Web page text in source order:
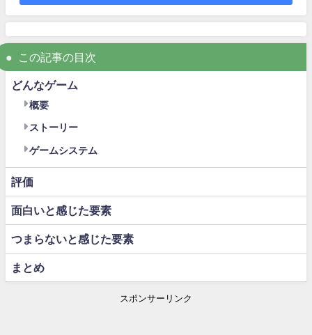
この記事の目次
どんなゲーム
概要
ストーリー
ゲームシステム
評価
面白いと感じた要素
つまらないと感じた要素
まとめ
スポンサーリンク